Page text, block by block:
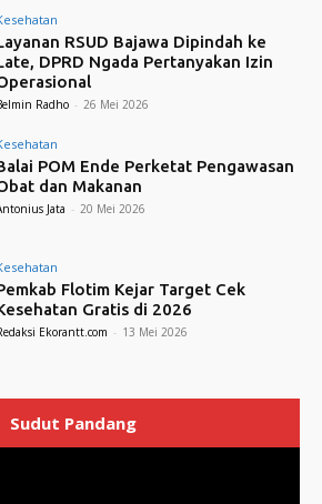
RSUD Bajawa Dipindah ke
DPRD Ngada Pertanyakan Izin
Radho - 26 Mei 2026
POM Ende Perketat Pengawasan
dan Makanan
Jata - 20 Mei 2026
Flotim Kejar Target Cek
Gratis di 2026
Ekorantt.com - 13 Mei 2026
Sudut Pandang